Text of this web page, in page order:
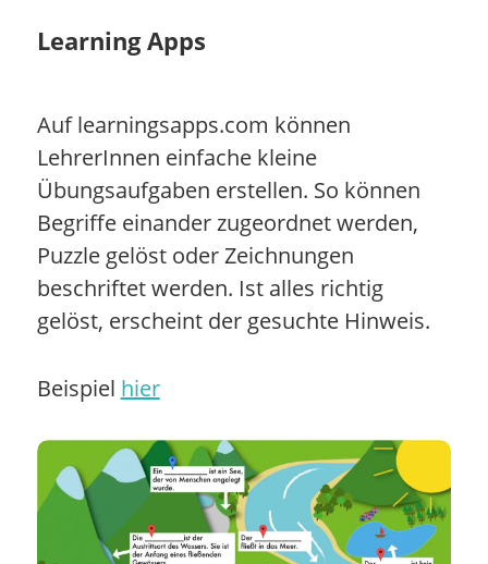
Learning Apps
Auf learningsapps.com können
LehrerInnen einfache kleine
Übungsaufgaben erstellen. So können
Begriffe einander zugeordnet werden,
Puzzle gelöst oder Zeichnungen
beschriftet werden. Ist alles richtig
gelöst, erscheint der gesuchte Hinweis.
Beispiel hier